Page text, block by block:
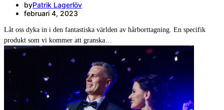
byPatrik Lagerlöv
februari 4, 2023
Låt oss dyka in i den fantastiska världen av hårborttagning. En specifik
produkt som vi kommer att granska…